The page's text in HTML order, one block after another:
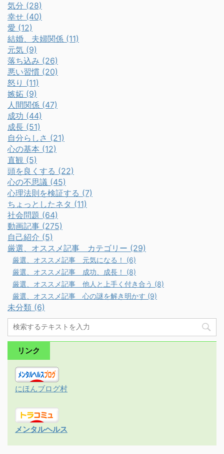
気分 (28)
幸せ (40)
愛 (12)
結婚、夫婦関係 (11)
元気 (9)
落ち込み (26)
悪い習慣 (20)
怒り (11)
嫉妬 (9)
人間関係 (47)
成功 (44)
成長 (51)
自分らしさ (21)
心の基本 (12)
直観 (5)
頭を良くする (22)
心の不思議 (45)
心理法則を検証する (7)
ちょっとしたネタ (11)
社会問題 (64)
動画記事 (275)
自己紹介 (5)
厳選、オススメ記事 カテゴリー (29)
厳選、オススメ記事 元気になる！ (6)
厳選、オススメ記事 成功、成長！ (8)
厳選、オススメ記事 他人と上手く付き合う (8)
厳選、オススメ記事 心の謎を解き明かす (9)
未分類 (6)
リンク
にほんブログ村
メンタルヘルス